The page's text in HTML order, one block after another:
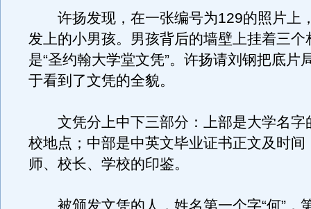
许扬发现，在一张编号为129的照片上
发上的小男孩。男孩背后的墙壁上挂着三个
是“圣约翰大学堂文凭”。许扬请刘钢把底片
于看到了文凭的全貌。
文凭分上中下三部分：上部是大学名字
校地点；中部是中英文毕业证书正文及时间
师、校长、学校的印鉴。
被颁发文凭的人，姓名第一个字“何”，